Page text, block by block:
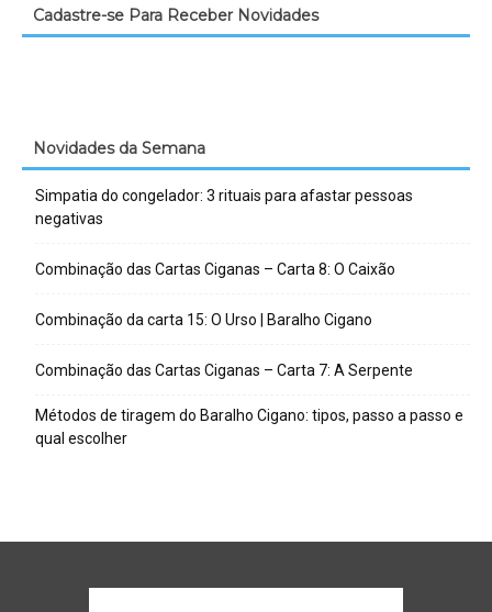
Cadastre-se Para Receber Novidades
Novidades da Semana
Simpatia do congelador: 3 rituais para afastar pessoas
negativas
Combinação das Cartas Ciganas – Carta 8: O Caixão
Combinação da carta 15: O Urso | Baralho Cigano
Combinação das Cartas Ciganas – Carta 7: A Serpente
Métodos de tiragem do Baralho Cigano: tipos, passo a passo e
qual escolher